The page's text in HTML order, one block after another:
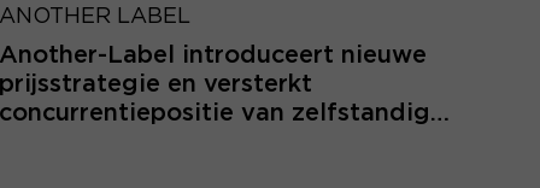
ANOTHER LABEL
Another-Label introduceert nieuwe
prijsstrategie en versterkt
concurrentiepositie van zelfstandige